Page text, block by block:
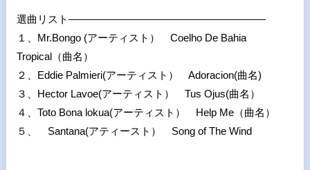
選曲リスト———————————————————
１、Mr.Bongo (アーティスト） Coelho De Bahia
Tropical（曲名）
２、Eddie Palmieri(アーティスト） Adoracion(曲名)
３、Hector Lavoe(アーティスト） Tus Ojus(曲名）
４、Toto Bona lokua(アーティスト） Help Me（曲名）
５、 Santana(アティースト） Song of The Wind